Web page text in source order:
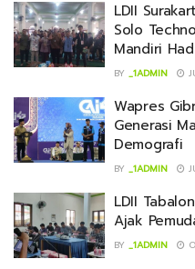
LDII
Solo
Mandiri
BY _1ADMIN
Wapres
Generasi
Demografi
BY _1ADMIN
LDII
Ajak
BY _1ADMIN